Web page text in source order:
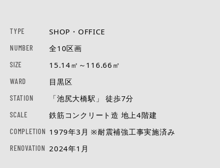
TYPE SHOP・OFFICE
NUMBER 全10区画
SIZE 15.14㎡～116.66㎡
WARD 目黒区
STATION 「池尻大橋駅」 徒歩7分
SCALE 鉄筋コンクリート造 地上4階建
COMPLETION 1979年3月 ※耐震補強工事実施済み
RENOVATION 2024年1月